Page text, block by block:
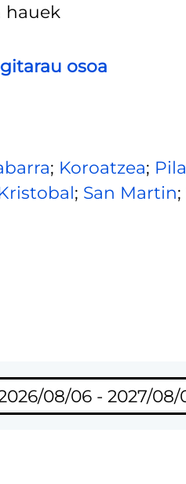
hauek
osoa
; Koroatzea;
; San Martin;